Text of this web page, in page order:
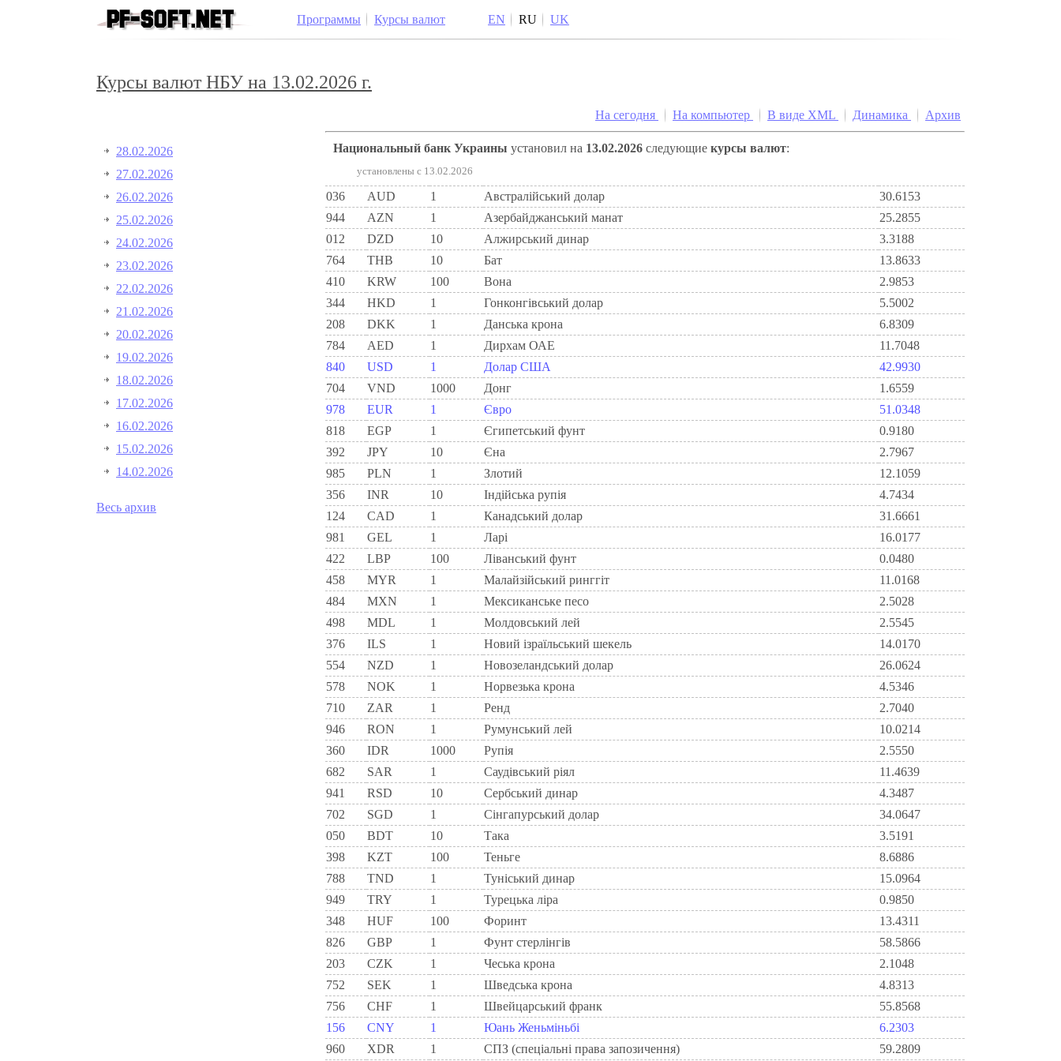
Программы Курсы валют EN RU UK
Курсы валют НБУ на 13.02.2026 г.
28.02.2026
27.02.2026
26.02.2026
25.02.2026
24.02.2026
23.02.2026
22.02.2026
21.02.2026
20.02.2026
19.02.2026
18.02.2026
17.02.2026
16.02.2026
15.02.2026
14.02.2026
Весь архив
На сегодня На компьютер В виде XML Динамика Архив
Национальный банк Украины установил на 13.02.2026 следующие курсы валют:
установлены c 13.02.2026
036 AUD 1 Австралійський долар
30.6153
944
AZN 1 Азербайджанський манат
25.2855
012
DZD 10 Алжирський динар
3.3188
764
THB 10 Бат
13.8633
410
KRW 100 Вона
2.9853
344
HKD 1 Гонконгівський долар
5.5002
208
DKK 1 Данська крона
6.8309
784
AED 1 Дирхам ОАЕ
11.7048
840
USD 1 Долар США
42.9930
704
VND 1000 Донг
1.6559
978
EUR 1 Євро
51.0348
818
EGP 1 Єгипетський фунт
0.9180
392
JPY 10 Єна
2.7967
985
PLN 1 Злотий
12.1059
356
INR 10 Індійська рупія
4.7434
124
CAD 1 Канадський долар
31.6661
981
GEL 1 Ларi
16.0177
422
LBP 100 Ліванський фунт
0.0480
458
MYR 1 Малайзійський ринггіт
11.0168
484
MXN 1 Мексиканське песо
2.5028
498
MDL 1 Молдовський лей
2.5545
376
ILS 1 Новий ізраїльський шекель
14.0170
554
NZD 1 Новозеландський долар
26.0624
578
NOK 1 Норвезька крона
4.5346
710
ZAR 1 Ренд
2.7040
946
RON 1 Румунський лей
10.0214
360
IDR 1000 Рупія
2.5550
682
SAR 1 Саудівський ріял
11.4639
941
RSD 10 Сербський динар
4.3487
702
SGD 1 Сінгапурський долар
34.0647
050
BDT 10 Така
3.5191
398
KZT 100 Теньге
8.6886
788
TND 1 Туніський динар
15.0964
949
TRY 1 Турецька ліра
0.9850
348
HUF 100 Форинт
13.4311
826
GBP 1 Фунт стерлінгів
58.5866
203
CZK 1 Чеська крона
2.1048
752
SEK 1 Шведська крона
4.8313
756
CHF 1 Швейцарський франк
55.8568
156
CNY 1 Юань Женьміньбі
6.2303
960
XDR 1 СПЗ (спеціальні права запозичення) 59.2809